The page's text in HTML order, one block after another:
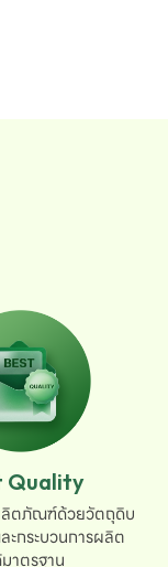
Quality
ตภัณฑ์ด้วยวัตถุดิบ
กระบวนการผลิต
าตรฐาน